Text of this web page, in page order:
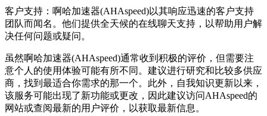
客户支持：啊哈加速器(AHAspeed)以其响应迅速的客户支持
团队而闻名。他们提供全天候的在线聊天支持，以帮助用户解
决任何问题或疑问。
虽然啊哈加速器(AHAspeed)通常收到积极的评价，但需要注
意个人的使用体验可能有所不同。建议进行研究和比较多供应
商，找到最适合你需求的那一个。此外，自我知识更新以来，
该服务可能出现了新功能或更改，因此建议访问AHAspeed的
网站或查阅最新的用户评价，以获取最新信息。